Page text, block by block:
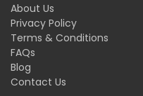
About Us
Privacy Policy
Terms & Conditions
FAQs
Blog
Contact Us